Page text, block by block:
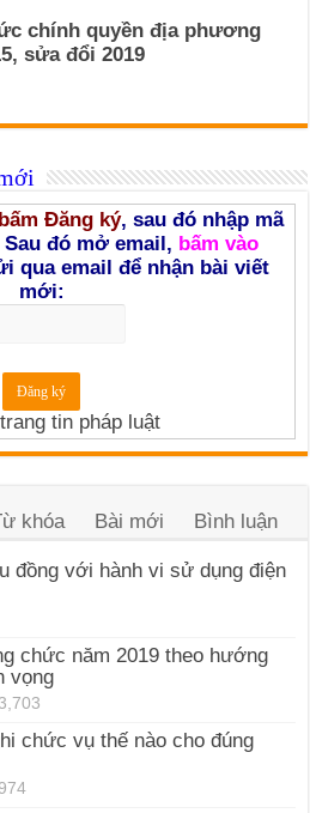
chính quyền địa phương
sửa đổi 2019
bấm Đăng ký, sau đó nhập mã
Sau đó mở email, bấm vào
qua email để nhận bài viết
mới:
trang tin pháp luật
khóa Bài mới Bình luận
đồng với hành vi sử dụng điện
chức năm 2019 theo hướng
vọng
chức vụ thế nào cho đúng